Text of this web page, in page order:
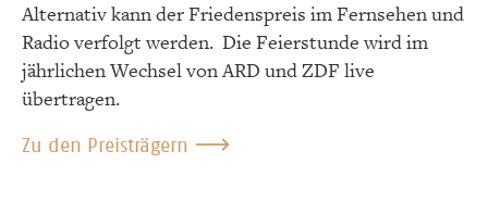
Alternativ kann der Friedenspreis im Fernsehen und
Radio verfolgt werden. Die Feierstunde wird im
jährlichen Wechsel von ARD und ZDF live
übertragen.
Zu den Preisträgern